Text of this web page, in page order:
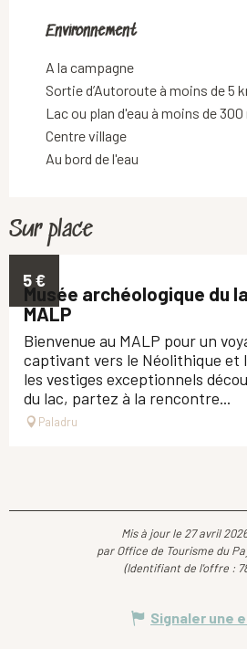
Environnement
Environnement
A la campagne
Sortie d’Autoroute à moins de 5
Lac ou plan d'eau à moins de 300
Centre village
Au bord de l'eau
Sur place
5€
Musée archéologique du
MALP
Bienvenue au MALP pour un
captivant vers le Néolithique et
les vestiges exceptionnels
du lac, partez à la rencontre...
Paladru
Mis à jour le 27 avril
par Office de Tourisme du
(Identifiant de l'offre :
Signaler une